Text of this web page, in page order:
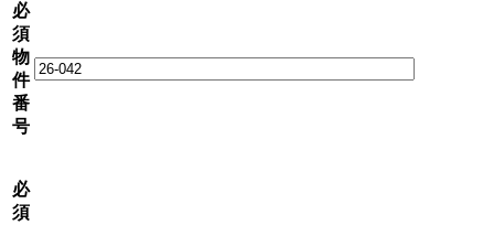
必
須
物
件
番
号
必
須